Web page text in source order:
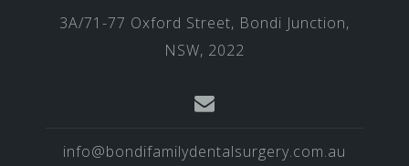
3A/71-77 Oxford Street, Bondi Junction,
NSW, 2022
info@bondifamilydentalsurgery.com.au